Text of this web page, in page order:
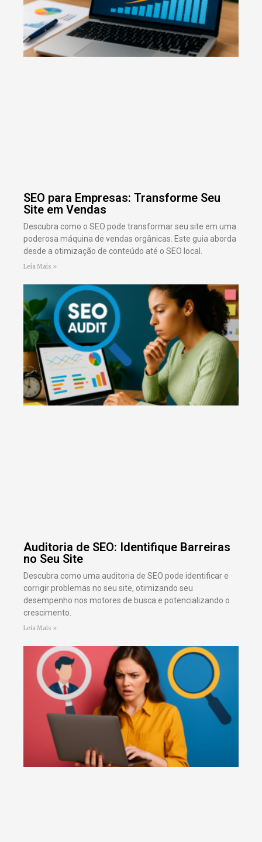
SEO para Empresas: Transforme Seu
Site em Vendas
Descubra como o SEO pode transformar seu site em uma
poderosa máquina de vendas orgânicas. Este guia aborda
desde a otimização de conteúdo até o SEO local.
Leia Mais »
Auditoria de SEO: Identifique Barreiras
no Seu Site
Descubra como uma auditoria de SEO pode identificar e
corrigir problemas no seu site, otimizando seu
desempenho nos motores de busca e potencializando o
crescimento.
Leia Mais »